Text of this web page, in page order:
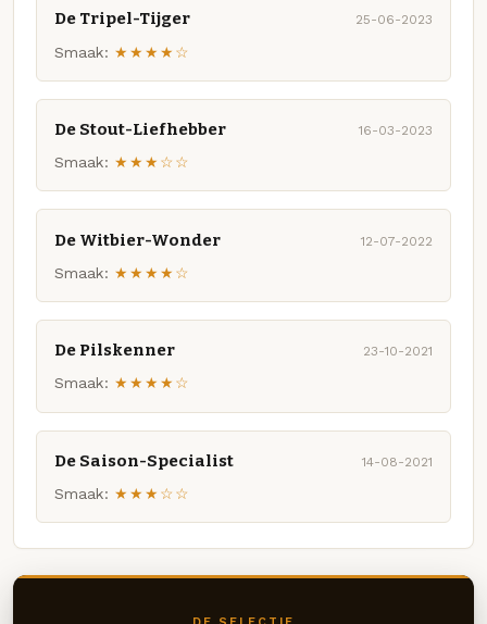
De Tripel-Tijger 25-06-2023
Smaak: ★★★★☆
De Stout-Liefhebber 16-03-2023
Smaak: ★★★☆☆
De Witbier-Wonder 12-07-2022
Smaak: ★★★★☆
De Pilskenner 23-10-2021
Smaak: ★★★★☆
De Saison-Specialist 14-08-2021
Smaak: ★★★☆☆